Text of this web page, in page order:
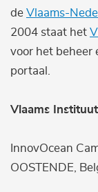
de Vlaams-
2004 staat het
voor het beheer
portaal.
Vlaams
InnovOcean
OOSTENDE,